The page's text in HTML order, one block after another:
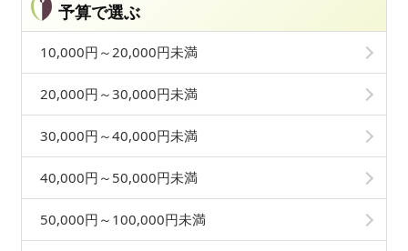
予算で選ぶ
10,000円～20,000円未満
20,000円～30,000円未満
30,000円～40,000円未満
40,000円～50,000円未満
50,000円～100,000円未満